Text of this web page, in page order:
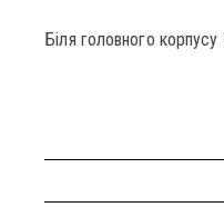
Біля головного